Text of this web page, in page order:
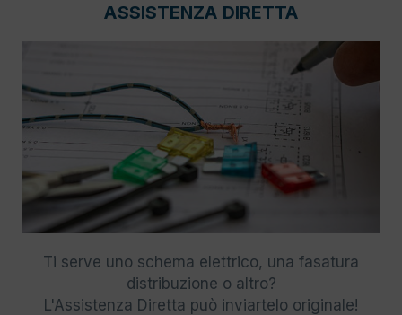
ASSISTENZA DIRETTA
Ti serve uno schema elettrico, una fasatura
distribuzione o altro?
L'Assistenza Diretta può inviartelo originale!